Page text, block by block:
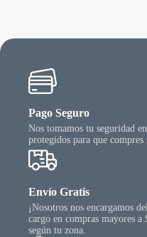
Pago Seguro
Nos tomamos tu seguridad
protegidos para que compres
Envío Gratis
¡Nosotros nos encargamos
cargo en compras mayores
según tu zona.